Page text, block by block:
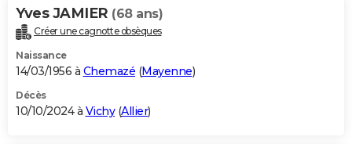
Yves JAMIER (68 ans)
Créer une cagnotte obsèques
Naissance
14/03/1956 à Chemazé (Mayenne)
Décès
10/10/2024 à Vichy(Allier)